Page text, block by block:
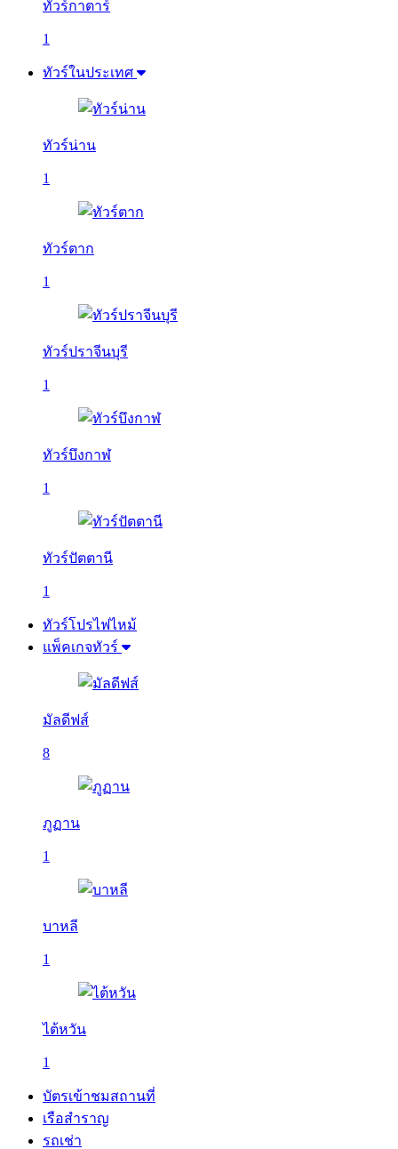
ทัวร์กาตาร์
1
ทัวร์ในประเทศ
ทัวร์น่าน
1
ทัวร์ตาก
1
ทัวร์ปราจีนบุรี
1
ทัวร์บึงกาฬ
1
ทัวร์ปัตตานี
1
ทัวร์โปรไฟไหม้
แพ็คเกจทัวร์
มัลดีฟส์
8
ภูฏาน
1
บาหลี
1
ไต้หวัน
1
บัตรเข้าชมสถานที่
เรือสำราญ
รถเช่า